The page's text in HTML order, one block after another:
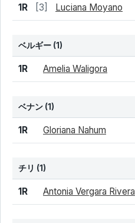
結果 シード 選手名
1R [3] Luciana Moyano
ベルギー (1)
結果 シード 選手名
1R Amelia Waligora
ベナン (1)
結果 シード 選手名
1R Gloriana Nahum
チリ (1)
結果 シード 選手名
1R Antonia Vergara Rivera